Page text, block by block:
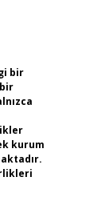
bir
kurum